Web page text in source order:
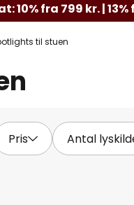
10% fra 799 kr. | 13%
til stuen
Pris Antal